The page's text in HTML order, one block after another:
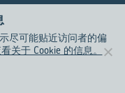
尽可能贴近访问者的偏
关于 Cookie 的信息。